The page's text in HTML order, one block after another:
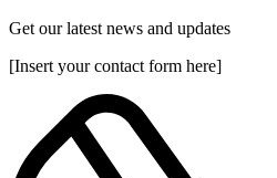
Get our latest news and updates
[Insert your contact form here]